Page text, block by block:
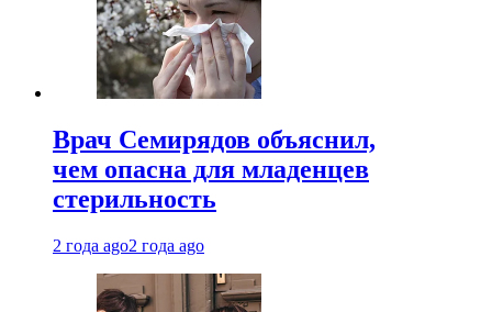
Врач Семирядов объяснил,
чем опасна для младенцев
стерильность
2 года ago2 года ago